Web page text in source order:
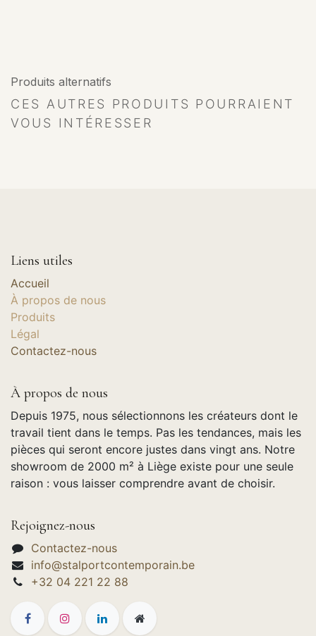
Produits alternatifs
CES AUTRES PRODUITS POURRAIENT
VOUS INTÉRESSER
Liens utiles
Accueil
À propos de nous
Produits
Légal
Contactez-nous
À propos de nous
Depuis 1975, nous sélectionnons les créateurs dont le
travail tient dans le temps. Pas les tendances, mais les
pièces qui seront encore justes dans vingt ans. Notre
showroom de 2000 m² à Liège existe pour une seule
raison : vous laisser comprendre avant de choisir.
Rejoignez-nous
Contactez-nous
info@stalportcontemporain.be
+32 04 221 22 88